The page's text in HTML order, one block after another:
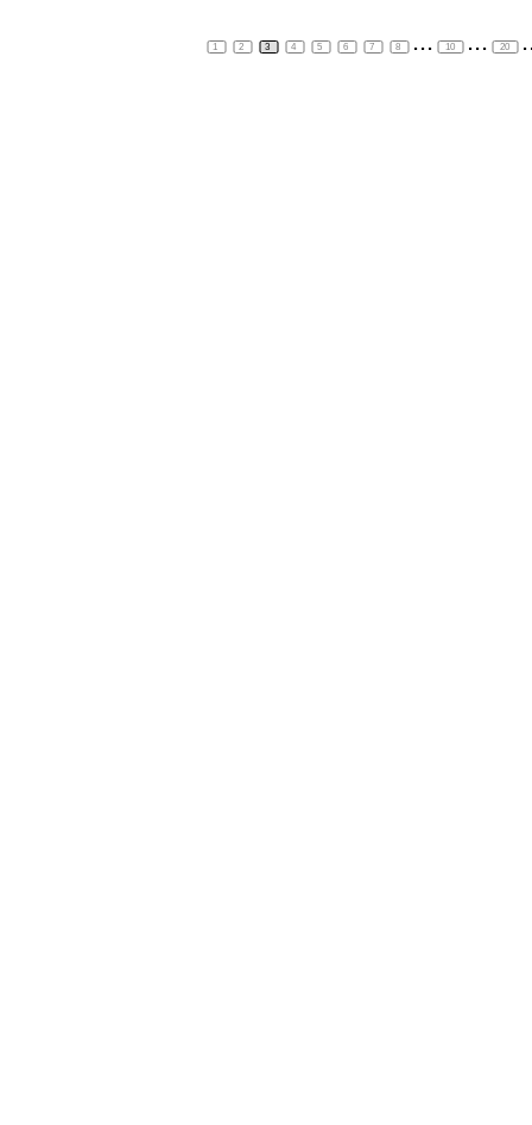
1 2 3 4 5 6 7 8 ... 10 ... 20